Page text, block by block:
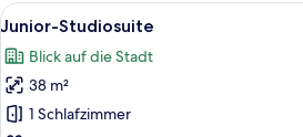
Alle
Fotos
für
Junior-
Studiosuite
Ein
14
Junior-Studiosuite
Blick auf die Stadt
38 m²
1 Schlafzimmer